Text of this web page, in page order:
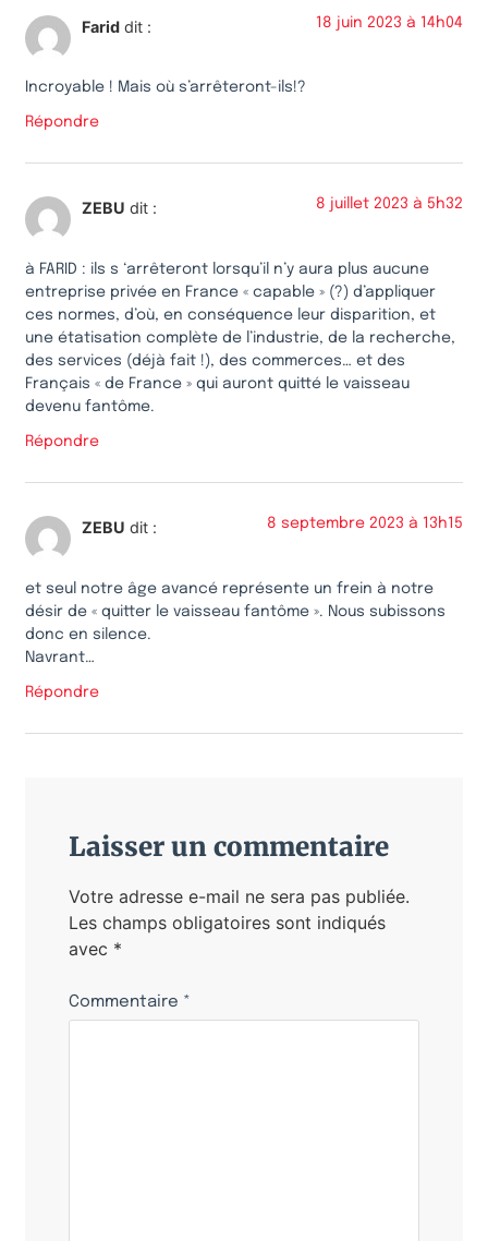
Farid dit : 18 juin 2023 à 14h04
Incroyable ! Mais où s’arrêteront-ils!?
Répondre
ZEBU dit : 8 juillet 2023 à 5h32
à FARID : ils s ‘arrêteront lorsqu’il n’y aura plus aucune
entreprise privée en France « capable » (?) d’appliquer
ces normes, d’où, en conséquence leur disparition, et
une étatisation complète de l’industrie, de la recherche,
des services (déjà fait !), des commerces… et des
Français « de France » qui auront quitté le vaisseau
devenu fantôme.
Répondre
ZEBU dit : 8 septembre 2023 à 13h15
et seul notre âge avancé représente un frein à notre
désir de « quitter le vaisseau fantôme ». Nous subissons
donc en silence.
Navrant…
Répondre
Laisser un commentaire
Votre adresse e-mail ne sera pas publiée.
Les champs obligatoires sont indiqués
avec *
Commentaire *